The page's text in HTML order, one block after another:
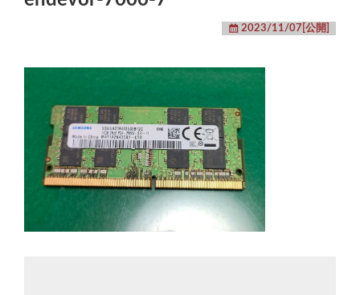
2023/11/07[公開]